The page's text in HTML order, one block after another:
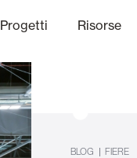
Progetti Risorse
Finiture
BLOG | FIERE